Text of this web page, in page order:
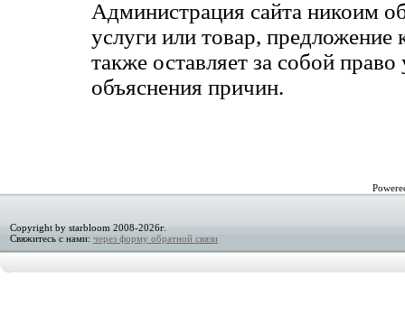
Администрация сайта никоим
услуги или товар, предложение
также оставляет за собой
объяснения причин.
Copyright by starbloom 2008-2026г.
Свяжитесь с нами: через форму обратной связи